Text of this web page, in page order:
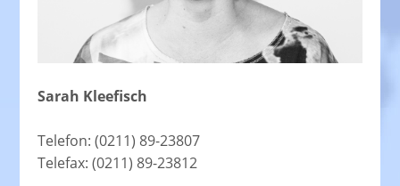
Sarah Kleefisch
Telefon: (0211) 89-23807
Telefax: (0211) 89-23812